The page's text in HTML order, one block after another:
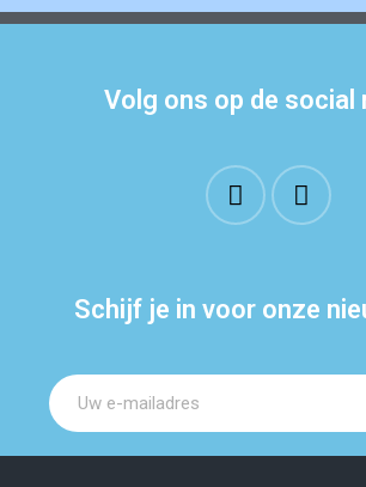
Volg ons op de social
Schijf je in voor onze